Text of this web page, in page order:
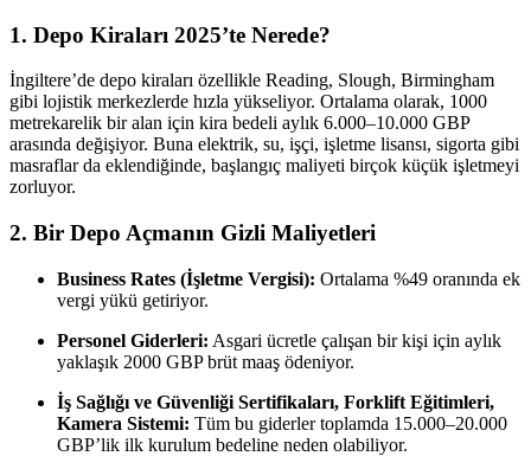
1. Depo Kiraları 2025’te Nerede?
İngiltere’de depo kiraları özellikle Reading, Slough, Birmingham
gibi lojistik merkezlerde hızla yükseliyor. Ortalama olarak, 1000
metrekarelik bir alan için kira bedeli aylık 6.000–10.000 GBP
arasında değişiyor. Buna elektrik, su, işçi, işletme lisansı, sigorta gibi
masraflar da eklendiğinde, başlangıç maliyeti birçok küçük işletmeyi
zorluyor.
2. Bir Depo Açmanın Gizli Maliyetleri
Business Rates (İşletme Vergisi): Ortalama %49 oranında ek
vergi yükü getiriyor.
Personel Giderleri: Asgari ücretle çalışan bir kişi için aylık
yaklaşık 2000 GBP brüt maaş ödeniyor.
İş Sağlığı ve Güvenliği Sertifikaları, Forklift Eğitimleri,
Kamera Sistemi: Tüm bu giderler toplamda 15.000–20.000
GBP’lik ilk kurulum bedeline neden olabiliyor.